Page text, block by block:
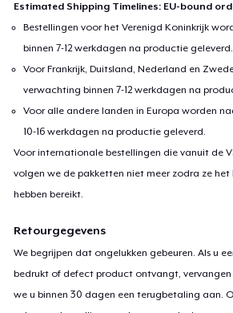
Estimated Shipping Timelines: EU-bound
Bestellingen voor het Verenigd Koninkrijk
binnen 7-12 werkdagen na productie geleverd.
Voor Frankrijk, Duitsland, Nederland en
verwachting binnen 7-12 werkdagen na
Voor alle andere landen in Europa worden
10-16 werkdagen na productie geleverd.
Voor internationale bestellingen die vanuit de
volgen we de pakketten niet meer zodra ze
hebben bereikt.
Retourgegevens
We begrijpen dat ongelukken gebeuren. Als u
bedrukt of defect product ontvangt,
we u binnen 30 dagen een terugbetaling aan.